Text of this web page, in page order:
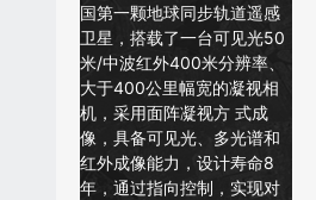
国第一颗地球同步轨道遥感
卫星，搭载了一台可见光50
米/中波红外400米分辨率、
大于400公里幅宽的凝视相
机，采用面阵凝视方 式成
像，具备可见光、多光谱和
红外成像能力，设计寿命8
年，通过指向控制，实现对